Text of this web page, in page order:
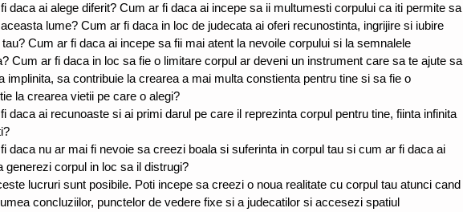
daca ai alege diferit? Cum ar fi daca ai incepe sa ii multumesti corpului ca iti permite sa
lume? Cum ar fi daca in loc de judecata ai oferi recunostinta, ingrijire si iubire
Cum ar fi daca ai incepe sa fii mai atent la nevoile corpului si la semnalele
Cum ar fi daca in loc sa fie o limitare corpul ar deveni un instrument care sa te ajute sa
implinita, sa contribuie la crearea a mai multa constienta pentru tine si sa fie o
la crearea vietii pe care o alegi?
daca ai recunoaste si ai primi darul pe care il reprezinta corpul pentru tine, fiinta infinita
daca nu ar mai fi nevoie sa creezi boala si suferinta in corpul tau si cum ar fi daca ai
generezi corpul in loc sa il distrugi?
lucruri sunt posibile. Poti incepe sa creezi o noua realitate cu corpul tau atunci cand
concluziilor, punctelor de vedere fixe si a judecatilor si accesezi spatiul